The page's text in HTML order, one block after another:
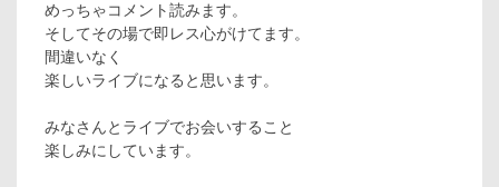
めっちゃコメント読みます。
そしてその場で即レス心がけてます。
間違いなく
楽しいライブになると思います。
みなさんとライブでお会いすること
楽しみにしています。